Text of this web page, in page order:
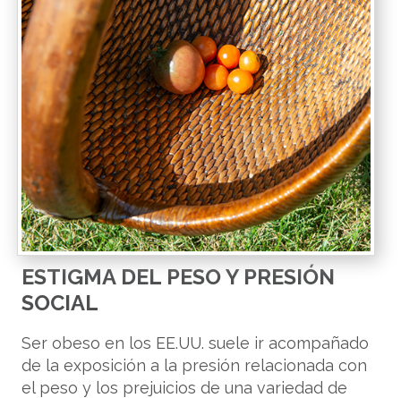
ESTIGMA DEL PESO Y PRESIÓN
SOCIAL
Ser obeso en los EE.UU. suele ir acompañado
de la exposición a la presión relacionada con
el peso y los prejuicios de una variedad de